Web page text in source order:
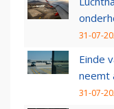
31-07-
Einde
neemt
31-07-